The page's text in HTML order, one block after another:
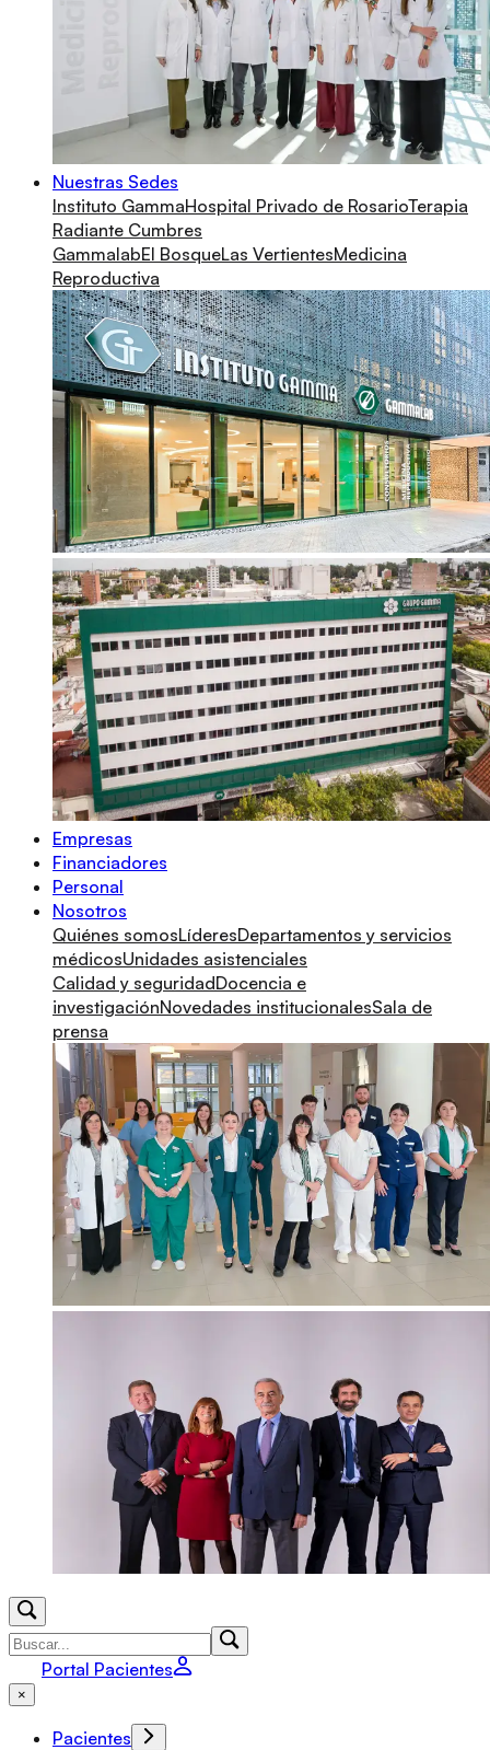
Nuestras Sedes
Instituto GammaHospital Privado de RosarioTerapia
Radiante Cumbres
GammalabEl BosqueLas VertientesMedicina
Reproductiva
Empresas
Financiadores
Personal
Nosotros
Quiénes somosLíderesDepartamentos y servicios
médicosUnidades asistenciales
Calidad y seguridadDocencia e
investigaciónNovedades institucionalesSala de
prensa
Portal Pacientes
×
Pacientes